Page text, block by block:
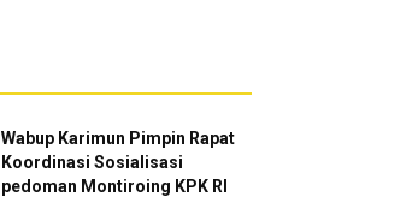
Wabup Karimun Pimpin Rapat
Koordinasi Sosialisasi
pedoman Montiroing KPK RI